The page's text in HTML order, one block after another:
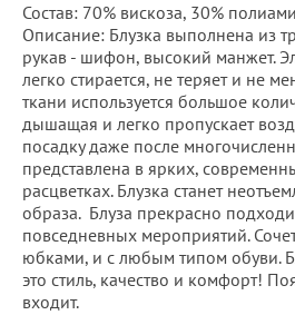
Состав: 70% вискоза, 30%
Описание: Блузка выполнена из
рукав - шифон, высокий манжет.
легко стирается, не теряет и не
ткани используется большое
дышащая и легко пропускает
посадку даже после
представлена в ярких,
расцветках. Блузка станет
образа. Блуза прекрасно
повседневных мероприятий.
юбками, и с любым типом обуви.
это стиль, качество и комфорт!
входит.